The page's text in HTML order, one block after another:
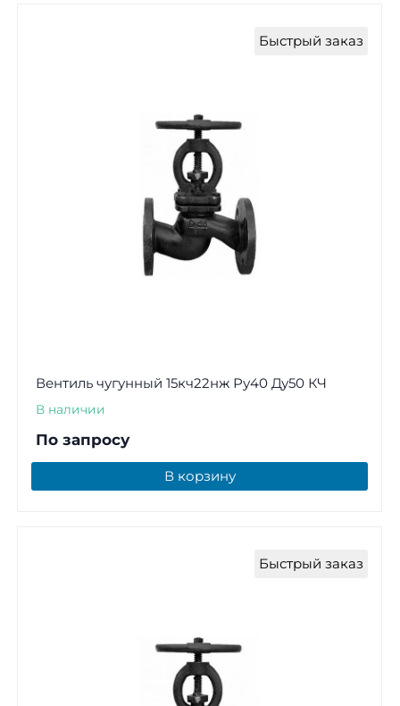
Быстрый заказ
Вентиль чугунный 15кч22нж Ру40 Ду50 КЧ
В наличии
По запросу
В корзину
Быстрый заказ